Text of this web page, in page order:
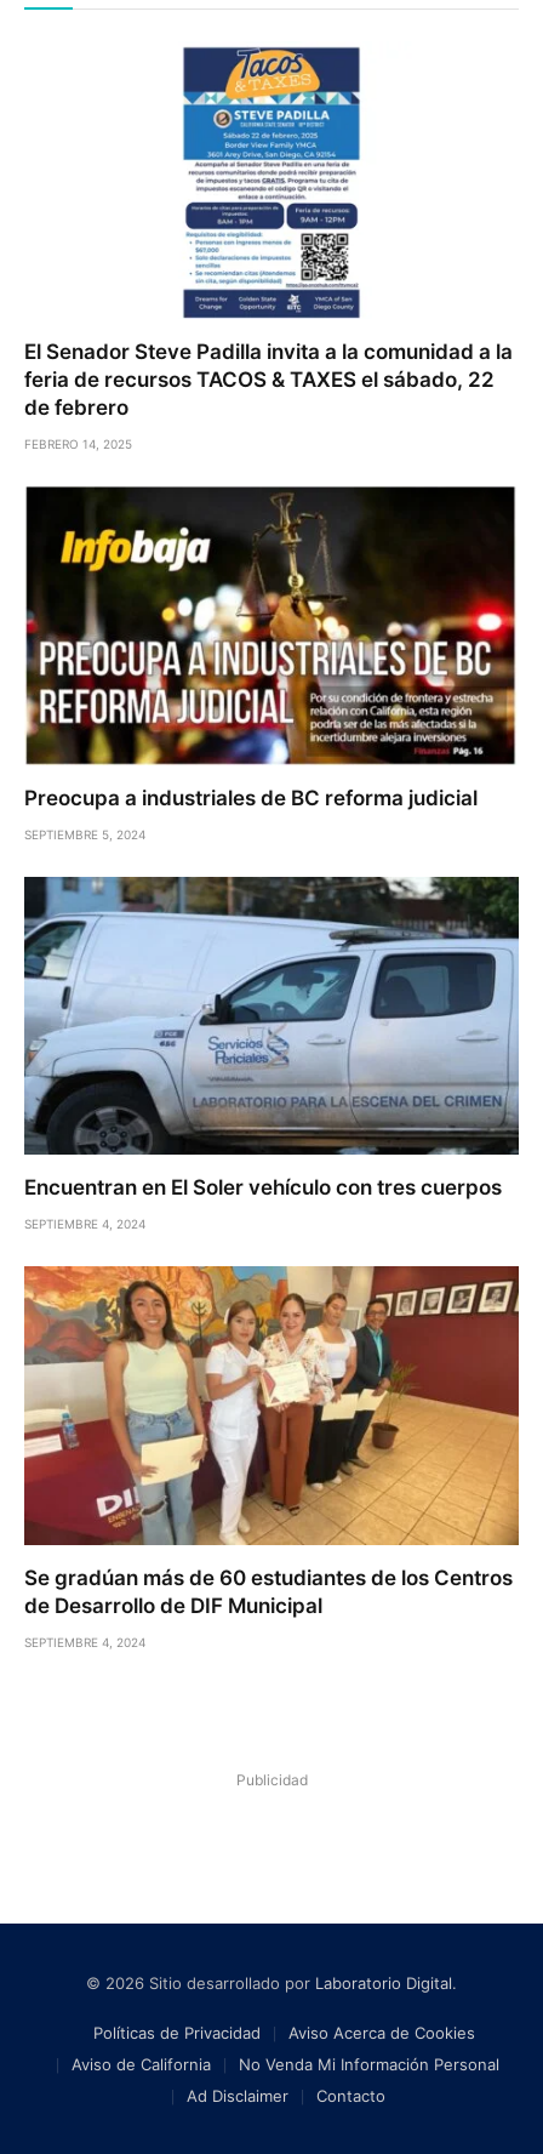
El Senador Steve Padilla invita a la comunidad a la
feria de recursos TACOS & TAXES el sábado, 22
de febrero
FEBRERO 14, 2025
Preocupa a industriales de BC reforma judicial
SEPTIEMBRE 5, 2024
Encuentran en El Soler vehículo con tres cuerpos
SEPTIEMBRE 4, 2024
Se gradúan más de 60 estudiantes de los Centros
de Desarrollo de DIF Municipal
SEPTIEMBRE 4, 2024
Publicidad
© 2026 Sitio desarrollado por Laboratorio Digital.
Políticas de Privacidad
Aviso Acerca de Cookies
Aviso de California
No Venda Mi Información Personal
Ad Disclaimer
Contacto